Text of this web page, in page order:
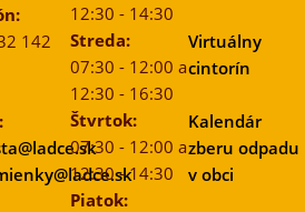
142
12:30 - 14:30
Streda:
07:30 - 12:00 a
12:30 - 16:30
Štvrtok:
07:30 - 12:00 a
12:30 - 14:30
Piatok:
Virtuálny
cintorín
Kalendár
zberu odpadu
v obci